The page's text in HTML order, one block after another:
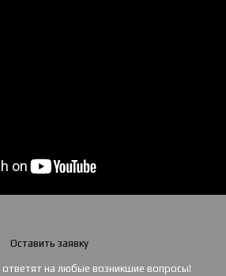
Оставить заявку
на любые возникшие вопросы!